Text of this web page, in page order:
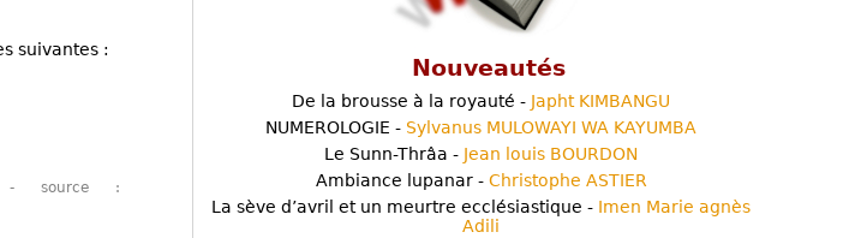
suivantes :
- source :
Nouveautés
De la brousse à la royauté - Japht KIMBANGU
NUMEROLOGIE - Sylvanus MULOWAYI WA KAYUMBA
Le Sunn-Thrâa - Jean louis BOURDON
Ambiance lupanar - Christophe ASTIER
La sève d’avril et un meurtre ecclésiastique - Imen Marie agnès
Adili